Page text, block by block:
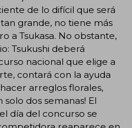
de lo difícil que será
grande, no tiene más
a Tsukasa. No obstante,
Tsukushi deberá
nacional que elige a
contará con la ayuda
arreglos florales,
dos semanas! El
día del concurso se